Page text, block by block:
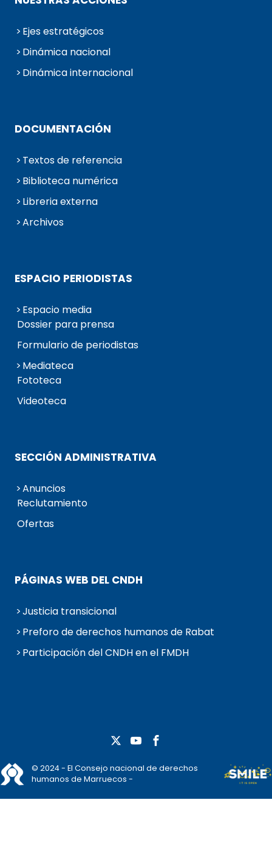
Ejes estratégicos
Dinámica nacional
Dinámica internacional
DOCUMENTACIÓN
Textos de referencia
Biblioteca numérica
Libreria externa
Archivos
ESPACIO PERIODISTAS
Espacio media
Dossier para prensa
Formulario de periodistas
Mediateca
Fototeca
Videoteca
SECCIÓN ADMINISTRATIVA
Anuncios
Reclutamiento
Ofertas
PÁGINAS WEB DEL CNDH
Justicia transicional
Preforo de derechos humanos de Rabat
Participación del CNDH en el FMDH
© 2024 - El Consejo nacional de derechos
humanos de Marruecos -